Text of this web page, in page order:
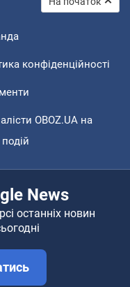
конфіденційності
OBOZ.UA на
подій
News
останніх новин